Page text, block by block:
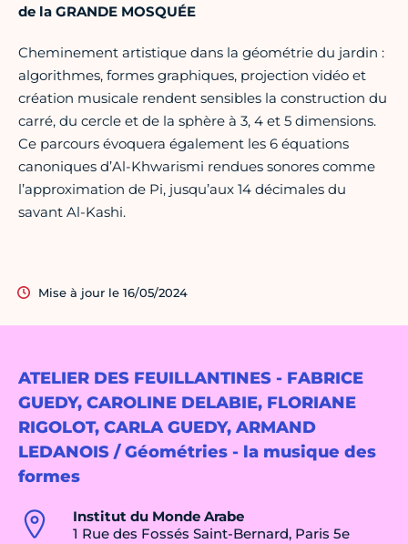
ATELIER DES FEUILLANTINES - FABRICE
GUEDY, CAROLINE DELABIE, FLORIANE
RIGOLOT, CARLA GUEDY, ARMAND
LEDANOIS / Géométries - la musique des
formes
Institut du Monde Arabe
1 Rue des Fossés Saint-Bernard, Paris 5e
de la GRANDE MOSQUÉE
Cheminement artistique dans la géométrie du jardin :
algorithmes, formes graphiques, projection vidéo et
création musicale rendent sensibles la construction du
carré, du cercle et de la sphère à 3, 4 et 5 dimensions.
Ce parcours évoquera également les 6 équations
canoniques d’Al-Khwarismi rendues sonores comme
l’approximation de Pi, jusqu’aux 14 décimales du
savant Al-Kashi.
Mise à jour le 16/05/2024